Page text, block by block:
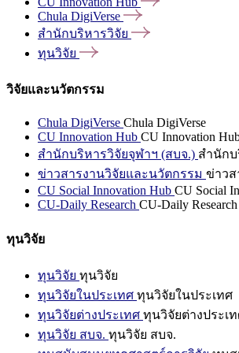
Chula DigiVerse
สำนักบริหารวิจัย
ทุนวิจัย
วิจัยและนวัตกรรม
Chula DigiVerse Chula DigiVerse
CU Innovation Hub CU Innovation
สำนักบริหารวิจัยจุฬาฯ (สบจ.) สำนักบ
ข่าวสารงานวิจัยและนวัตกรรม ข่าวส
CU Social Innovation Hub CU Social
CU-Daily Research CU-Daily Research
ทุนวิจัย
ทุนวิจัย ทุนวิจัย
ทุนวิจัยในประเทศ ทุนวิจัยในประเทศ
ทุนวิจัยต่างประเทศ ทุนวิจัยต่างประเ
ทุนวิจัย สบจ. ทุนวิจัย สบจ.